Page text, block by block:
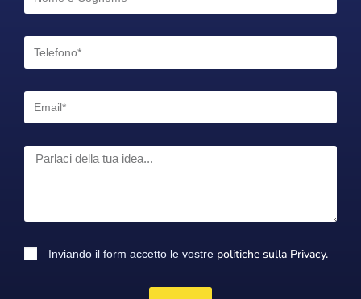
Inviando il form accetto le vostre politiche sulla Privacy.